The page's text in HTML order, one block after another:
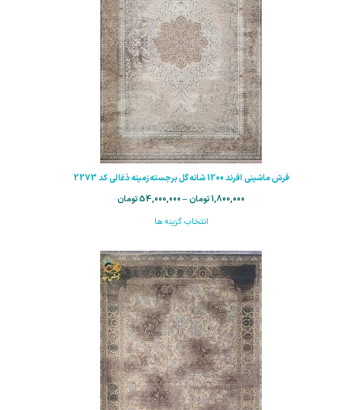
فرش ماشینی افرند 1200 شانه گل برجسته زمینه ذغالی کد 2273
1,800,000تومان–
54,000,000تومان
انتخاب گزینه ها